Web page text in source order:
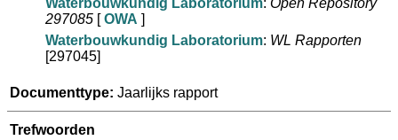
297085 [OWA ]
Waterbouwkundig Laboratorium: WL Rapporten
[297045]
Documenttype: Jaarlijks rapport
Trefwoorden